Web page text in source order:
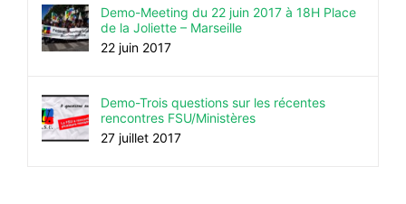
Demo-Meeting du 22 juin 2017 à 18H Place
de la Joliette – Marseille
22 juin 2017
Demo-Trois questions sur les récentes
rencontres FSU/Ministères
27 juillet 2017